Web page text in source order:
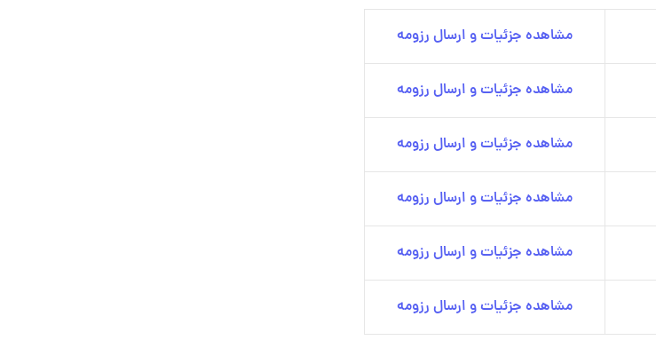
مشاهده جزئیات و ارسال رزومه
مشاهده جزئیات و ارسال رزومه
مشاهده جزئیات و ارسال رزومه
مشاهده جزئیات و ارسال رزومه
مشاهده جزئیات و ارسال رزومه
مشاهده جزئیات و ارسال رزومه